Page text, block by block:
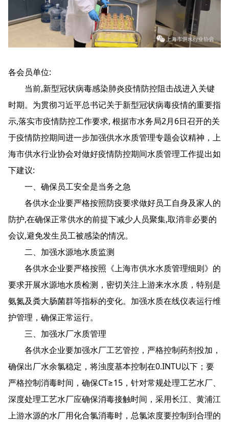
各会员单位:
当前,新型冠状病毒感染肺炎疫情防控阻击战进入关键
时期。为贯彻习近平总书记关于新型冠状病毒疫情的重要指
示,落实市疫情防控工作要求, 根据市水务局2月6日召开的关
于疫情防控期间进一步加强供水水质管理专题会议精神，上
海市供水行业协会对做好疫情防控期间水质管理工作提出如
下建议:
一、确保员工安全是当务之急
各供水企业要严格按照防疫要求做好员工自身及家人的
防护,在确保正常供水的前提下减少人员聚集,取消非必要的
会议,避免发生员工被感染的情况。
二、加强水源地水质监测
各供水企业要严格按照《上海市供水水质管理细则》的
要求开展水源地水质检测，密切关注上游来水水质，特别是
氨氮及粪大肠菌群等指标的变化。加强水质在线仪表运行维
护管理，确保正常运行。
三、加强水厂水质管理
各供水企业要加强水厂工艺管控，严格控制药剂投加，
确保出厂水余氯稳定，将浊度基本控制在0.INTU以下；要
严格控制消毒时间，确保CT≥15，针对常规处理工艺水厂、
深度处理工艺水厂应确保消毒接触时间，采用长江、黄浦江
上游水源的水厂用化合氯消毒时，总氯浓度要控制到合理的